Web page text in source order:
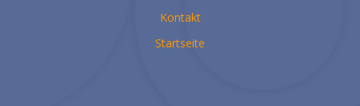
Kontakt
Startseite